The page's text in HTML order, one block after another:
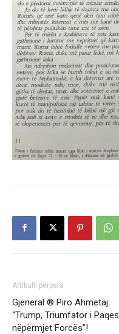
Artikulli përpara
Gjeneral ® Piro Ahmetaj:
“Trump, Triumfator i Paqes
nëpërmjet Forcës”!